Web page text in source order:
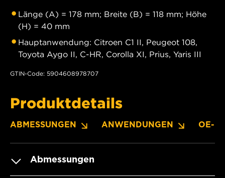
Länge (A) = 178 mm; Breite (B) = 118 mm; Höhe
(H) = 40 mm
Hauptanwendung: Citroen C1 II, Peugeot 108,
Toyota Aygo II, C-HR, Corolla XI, Prius, Yaris III
GTIN-Code: 5904608978707
Produktdetails
ABMESSUNGEN ANWENDUNGEN OE-
Abmessungen